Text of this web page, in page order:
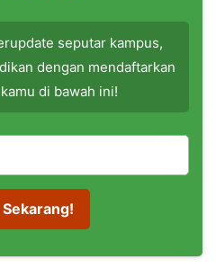
seputar kampus,
dengan mendaftarkan
di bawah ini!